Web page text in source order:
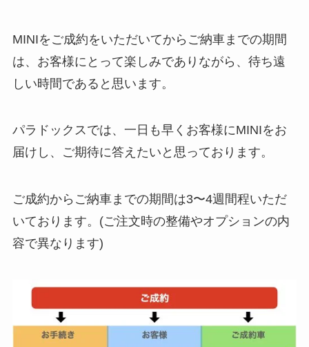
MINIをご成約をいただいてからご納車までの期間
は、お客様にとって楽しみでありながら、待ち遠
しい時間であると思います。
パラドックスでは、一日も早くお客様にMINIをお
届けし、ご期待に答えたいと思っております。
ご成約からご納車までの期間は3〜4週間程いただ
いております。(ご注文時の整備やオプションの内
容で異なります)